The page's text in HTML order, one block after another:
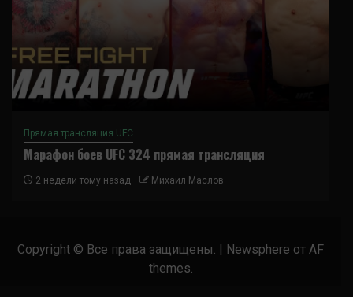
Прямая трансляция UFC
Марафон боев UFC 324 прямая трансляция
2 недели тому назад Михаил Маслов
Copyright © Все права защищены. Newsphere от AF
themes.